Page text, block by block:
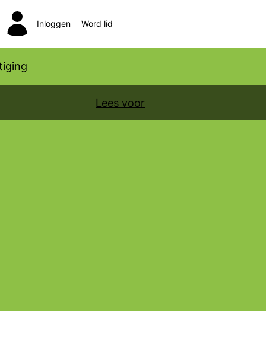
Inloggen Word lid
Lees voor